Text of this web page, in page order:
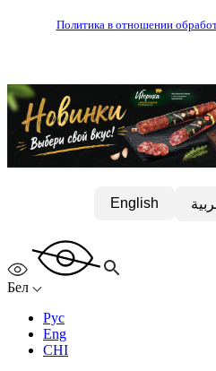
Политика в отношении
English
Бел
Рус
Eng
CHI